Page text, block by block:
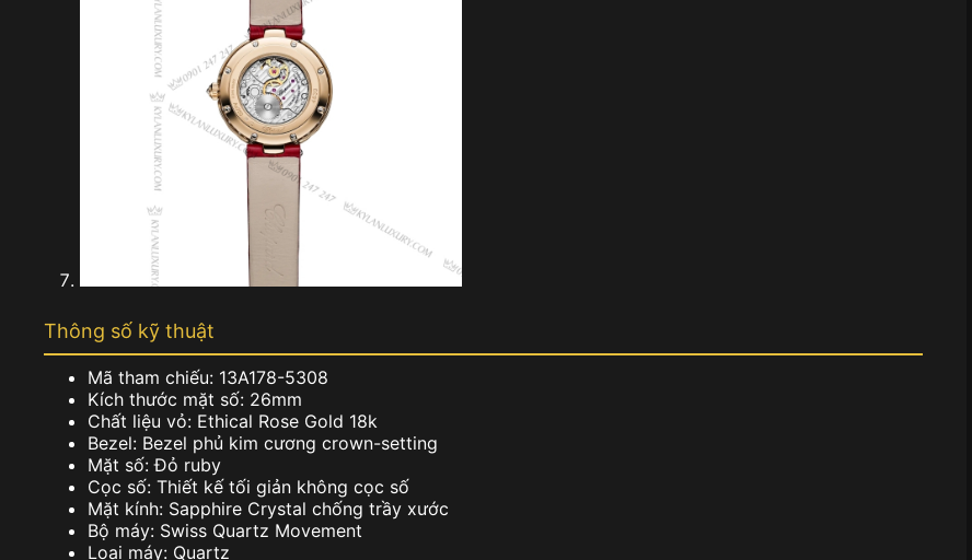
Thông số kỹ thuật
Mã tham chiếu: 13A178-5308
Kích thước mặt số: 26mm
Chất liệu vỏ: Ethical Rose Gold 18k
Bezel: Bezel phủ kim cương crown-setting
Mặt số: Đỏ ruby
Cọc số: Thiết kế tối giản không cọc số
Mặt kính: Sapphire Crystal chống trầy xước
Bộ máy: Swiss Quartz Movement
Loại máy: Quartz